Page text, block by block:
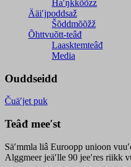
Haʹŋǩǩõõzz
Ääiʹjpoddsaž
Šõddmõõžž
Õhttvuõtt-teâđ
Laasktemteâđ
Media
Ouddseidd
Čuäʹjet puk
Teâđ meeʹst
Säʹmmla liâ Euroopp unioon
Alggmeer jeäʹlle 90 jeeʹres riikk